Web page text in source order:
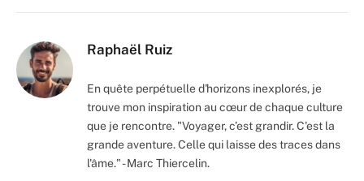
Raphaël Ruiz
En quête perpétuelle d'horizons inexplorés, je
trouve mon inspiration au cœur de chaque culture
que je rencontre. "Voyager, c’est grandir. C'est la
grande aventure. Celle qui laisse des traces dans
l'âme." - Marc Thiercelin.